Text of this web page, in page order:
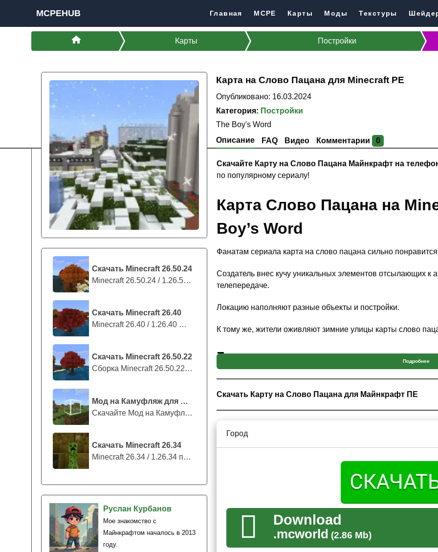
MCPEHUB Главная MCPE Карты Моды Текстуры
Карты Постройки
Карта на Слово Пацана для Minecraft PE
Опубликовано: 16.03.2024
Категория: Постройки
The Boy's Word
Описание
FAQ Видео Комментарии 0
Скачать Minecraft 26.50.24
Minecraft 26.50.24 / 1.26.50.24 предс...
Скачать Minecraft 26.40
Minecraft 26.40 / 1.26.40 — стабильны...
Скачать Minecraft 26.50.22
Сборка Minecraft 26.50.22 / 1.26.50.2...
Мод на Камуфляж для Майнкрафт ПЕ
Скачайте Мод на Камуфляж на Майнкрафт...
Скачать Minecraft 26.34
Minecraft 26.34 / 1.26.34 представляе...
Руслан Курбанов
Мое знакомство с
Майнкрафтом началось в 2013
году.
Скачайте Карту на Слово Пацана Майнкрафт на
по популярному сериалу!
Карта Слово Пацана на
Boy’s Word
Фанатам сериала карта на слово пацана сильно
Создатель внес кучу уникальных элементов отсылающих к
телепередаче.
Локацию наполняют разные объекты и постройки.
К тому же, жители оживляют зимние улицы карты слово
Город
В карте на слово пацана город Minecraft PE представлен
Автор поработал над различными районами и внедрил
Заводы, магазины, улицы и конечно же панельки ждут
Если Стиву необходимо переместиться из одной точки в
герой может воспользоваться метро.
Для запуска необходимо нажать на соответствующую
Подробнее
Скачать Карту на Слово Пацана для Майнкрафт ПЕ
Город
Download
.mcworld (2.86 Mb)